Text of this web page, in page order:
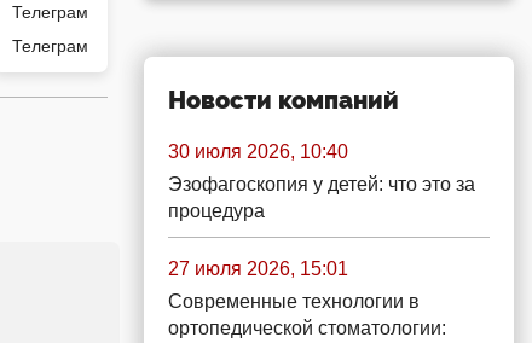
Телеграм
Новости компаний
30 июля 2026, 10:40
Эзофагоскопия у детей: что это за
процедура
27 июля 2026, 15:01
Современные технологии в
ортопедической стоматологии: